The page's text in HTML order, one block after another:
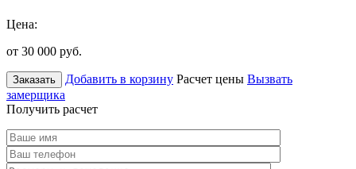
Цена:
от 30 000 руб.
Заказать Добавить в корзину Расчет цены Вызвать
замерщика
Получить расчет